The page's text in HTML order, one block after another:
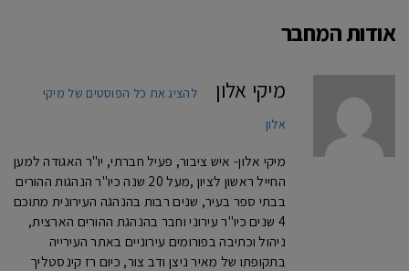
אודות המחבר
מיקי אלון
להציג את כל הפוסטים של מיקי
אלון
מיקי אלון- איש ציבור, פעיל חברתי, יו"ר האגודה למען
החייל ראשון לציון ,מעל 20 שנה כיו"ר הנהגות ההורים
בבתי ספר בעיר, שנים רבות בהנהגה העירונית מתוכם
4 שנים כיו"ר עירוני וחבר בהנהגת ההורים הארצית,
ניהול וכתיבה בפורומים עירוניים באתר העירייה
בתקופתו של מאיר ניצן ודב צור, כיום רז קינסטליך